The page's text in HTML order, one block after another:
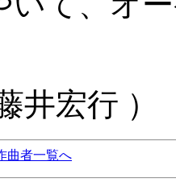
井宏行 ）
曲者一覧へ